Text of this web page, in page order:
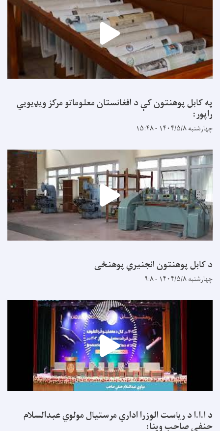
په کابل پوهنتون کې د افغانستان معلوماتو مرکز ویډیويي
راپور:
چهارشنبه ۱۴۰۴/۵/۸ - ۱۵:۴۸
د کابل پوهنتون انجنیري پوهنځی
چهارشنبه ۱۴۰۴/۵/۸ - ۹:۸
د ا.ا.ا د ریاست الوزرا اداري مرستیال مولوي عبدالسلام
حنفي صاحب وینا: